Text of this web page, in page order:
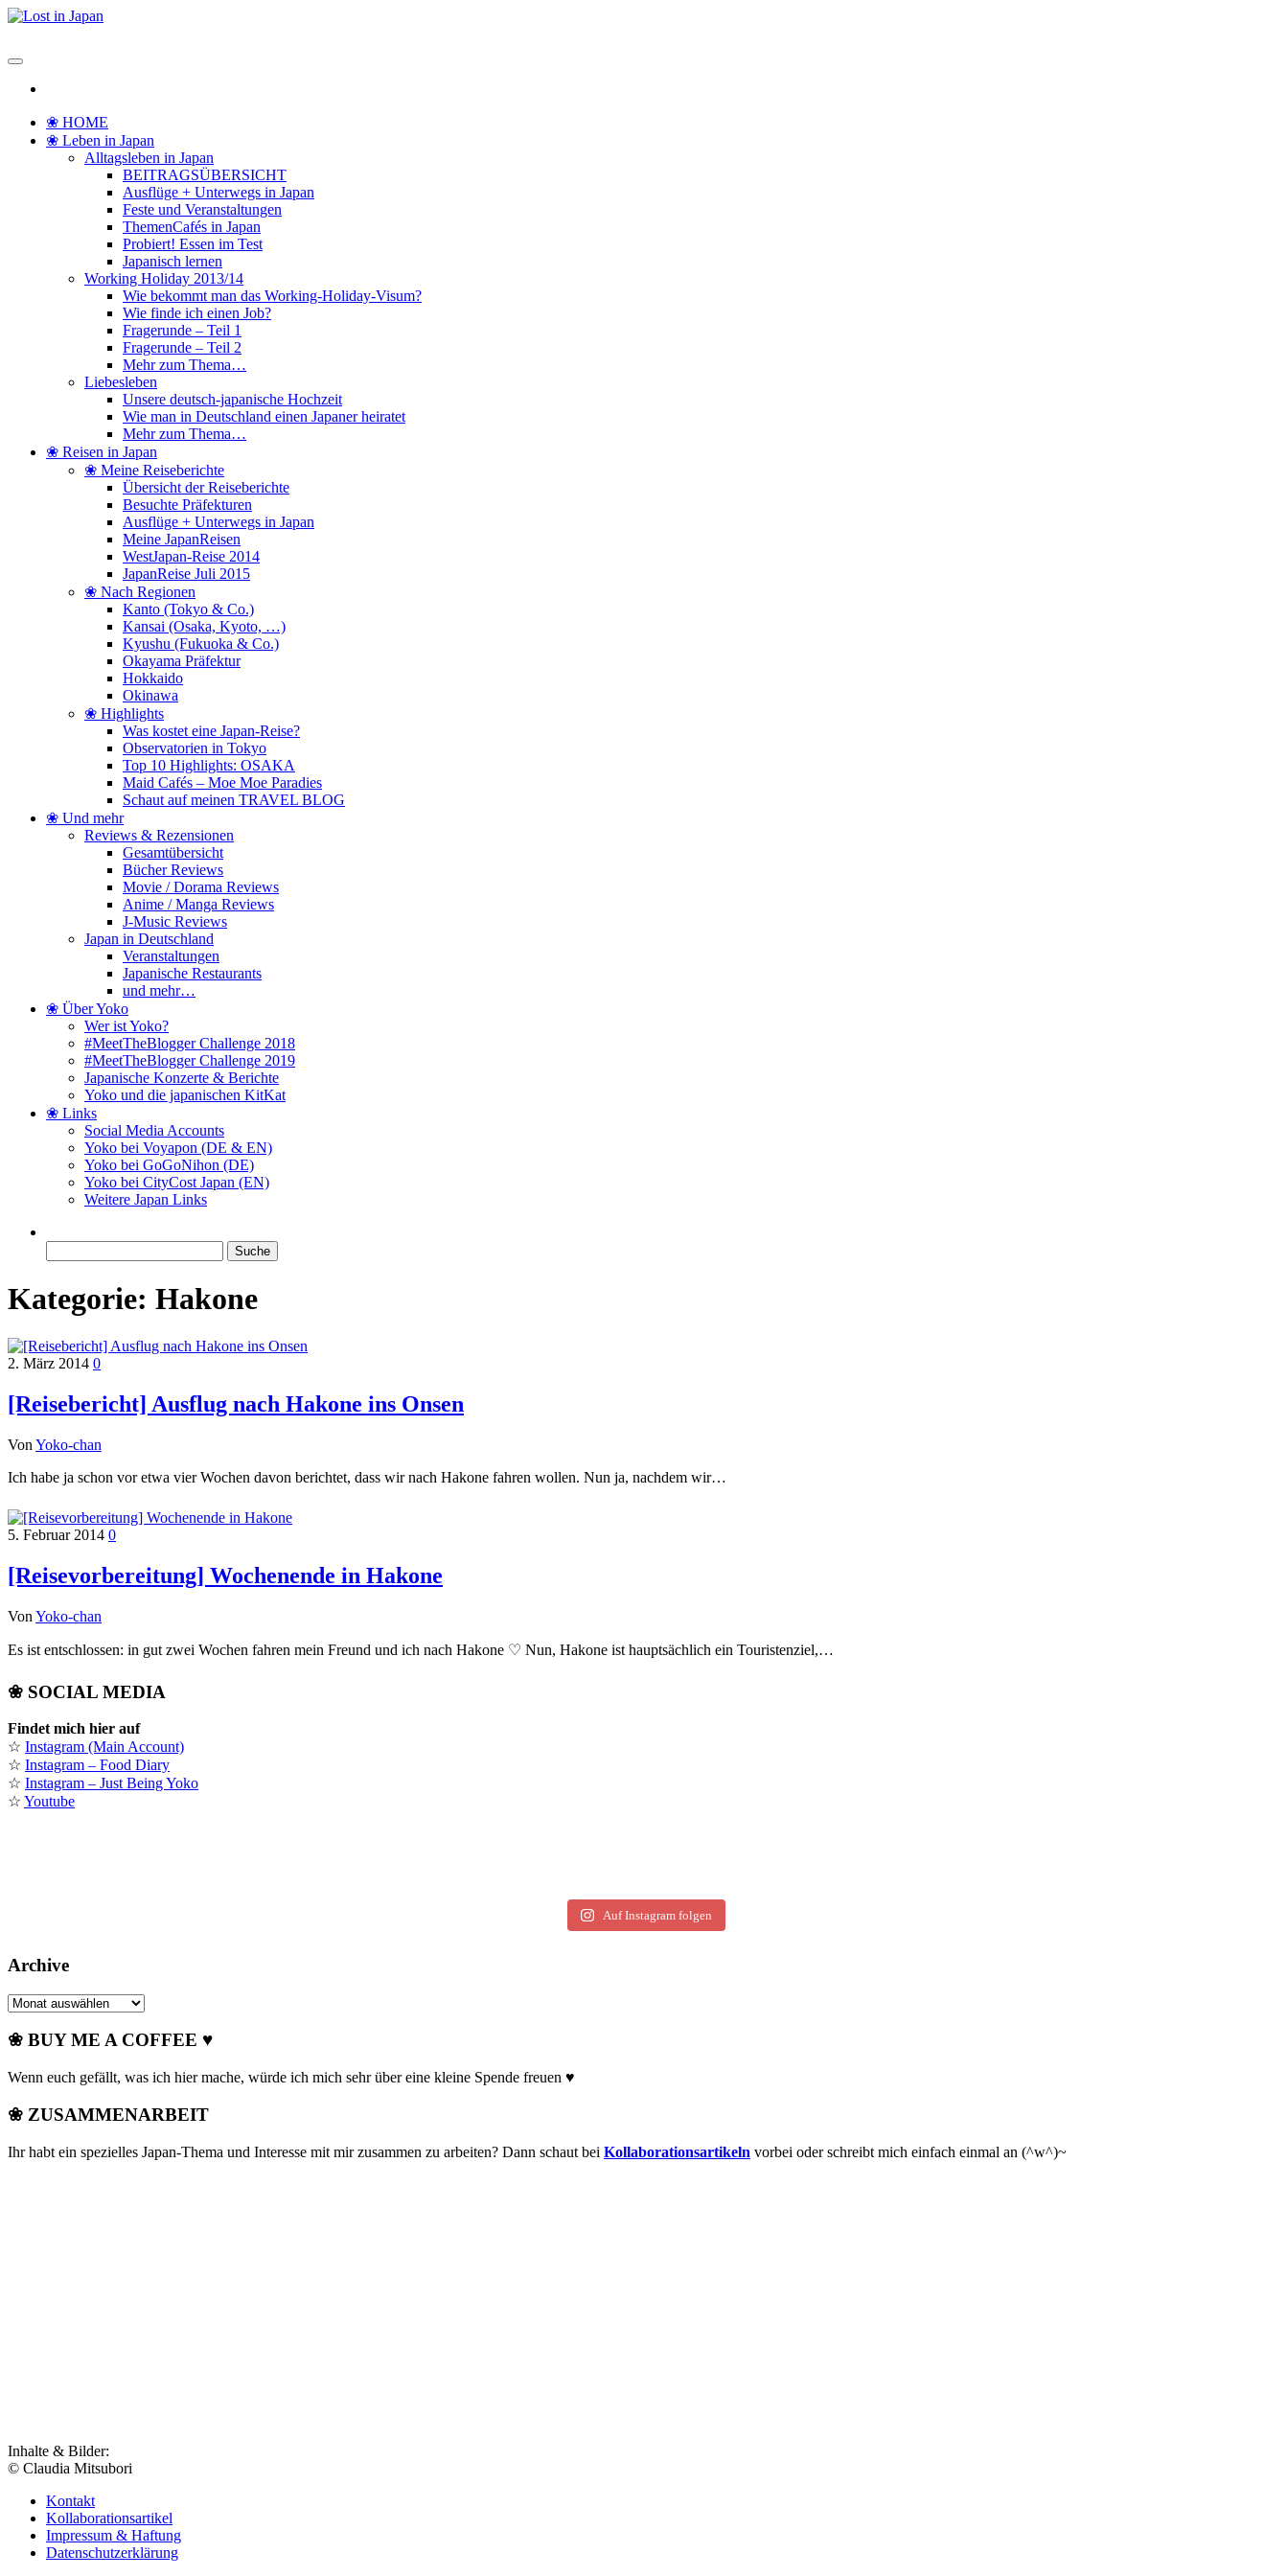
Zum
❀ HOME
❀ Leben in Japan
Alltagsleben in Japan
BEITRAGSÜBERSICHT
Ausflüge + Unterwegs in Japan
Feste und Veranstaltungen
ThemenCafés in Japan
Probiert! Essen im Test
Japanisch lernen
Working Holiday 2013/14
Wie bekommt man das Working-Holiday-Visum?
Wie finde ich einen Job?
Fragerunde – Teil 1
Fragerunde – Teil 2
Mehr zum Thema…
Liebesleben
Unsere deutsch-japanische Hochzeit
Wie man in Deutschland einen Japaner heiratet
Mehr zum Thema…
❀ Reisen in Japan
❀ Meine Reiseberichte
Übersicht der Reiseberichte
Besuchte Präfekturen
Ausflüge + Unterwegs in Japan
Meine JapanReisen
WestJapan-Reise 2014
JapanReise Juli 2015
❀ Nach Regionen
Kanto (Tokyo & Co.)
Kansai (Osaka, Kyoto, …)
Kyushu (Fukuoka & Co.)
Okayama Präfektur
Hokkaido
Okinawa
❀ Highlights
Was kostet eine Japan-Reise?
Observatorien in Tokyo
Top 10 Highlights: OSAKA
Maid Cafés – Moe Moe Paradies
Schaut auf meinen TRAVEL BLOG
❀ Und mehr
Reviews & Rezensionen
Gesamtübersicht
Bücher Reviews
Movie / Dorama Reviews
Anime / Manga Reviews
J-Music Reviews
Japan in Deutschland
Veranstaltungen
Japanische Restaurants
und mehr…
❀ Über Yoko
Wer ist Yoko?
#MeetTheBlogger Challenge 2018
#MeetTheBlogger Challenge 2019
Japanische Konzerte & Berichte
Yoko und die japanischen KitKat
❀ Links
Social Media Accounts
Yoko bei Voyapon (DE & EN)
Yoko bei GoGoNihon (DE)
Yoko bei CityCost Japan (EN)
Weitere Japan Links
nach:
Kategorie: Hakone
2. März 2014 0
[Reisebericht] Ausflug nach Hakone ins Onsen
Von Yoko-chan
Ich habe ja schon vor etwa vier Wochen davon berichtet, dass wir nach Hakone fahren wollen. Nun ja, nachdem wir…
5. Februar 2014 0
[Reisevorbereitung] Wochenende in Hakone
Von Yoko-chan
Es ist entschlossen: in gut zwei Wochen fahren mein Freund und ich nach Hakone ♡ Nun, Hakone ist hauptsächlich ein Touristenziel,…
❀ SOCIAL MEDIA
Findet mich hier auf
☆ Instagram (Main Account)
☆ Instagram – Food Diary
☆ Instagram – Just Being Yoko
☆ Youtube
Auf Instagram folgen
Archive
Archive
❀ BUY ME A COFFEE ♥
Wenn euch gefällt, was ich hier mache, würde ich mich sehr über eine kleine Spende freuen ♥
❀ ZUSAMMENARBEIT
Ihr habt ein spezielles Japan-Thema und Interesse mit mir zusammen zu arbeiten? Dann schaut bei Kollaborationsartikeln vorbei oder schreibt mich einfach einmal an (^w^)~
Inhalte & Bilder:
© Claudia Mitsubori
Kontakt
Kollaborationsartikel
Impressum & Haftung
Datenschutzerklärung